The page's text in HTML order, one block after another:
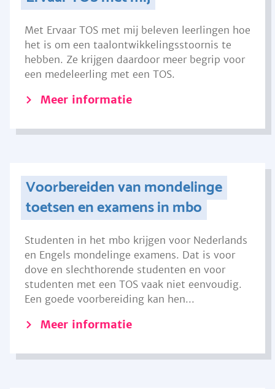
Met Ervaar TOS met mij beleven leerlingen hoe
het is om een taalontwikkelingsstoornis te
hebben. Ze krijgen daardoor meer begrip voor
een medeleerling met een TOS.
Meer informatie
Voorbereiden van mondelinge
toetsen en examens in mbo
Studenten in het mbo krijgen voor Nederlands
en Engels mondelinge examens. Dat is voor
dove en slechthorende studenten en voor
studenten met een TOS vaak niet eenvoudig.
Een goede voorbereiding kan hen...
Meer informatie